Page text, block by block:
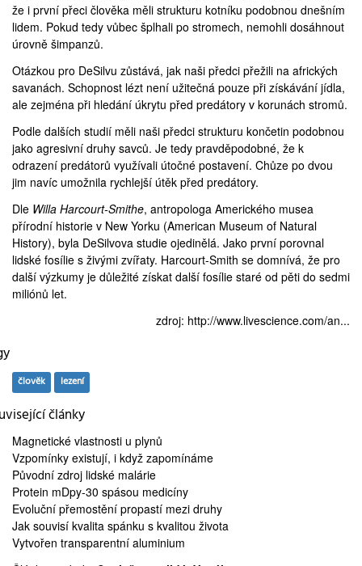
že i první přeci člověka měli strukturu kotníku podobnou dnešním
lidem. Pokud tedy vůbec šplhali po stromech, nemohli dosáhnout
úrovně šimpanzů.
Otázkou pro DeSilvu zůstává, jak naši předci přežili na afrických
savanách. Schopnost lézt není užitečná pouze při získávání jídla,
ale zejména při hledání úkrytu před predátory v korunách stromů.
Podle dalších studií měli naši předci strukturu končetin podobnou
jako agresivní druhy savců. Je tedy pravděpodobné, že k
odrazení predátorů využívali útočné postavení. Chůze po dvou
jim navíc umožnila rychlejší útěk před predátory.
Dle Willa Harcourt-Smithe, antropologa Amerického musea
přírodní historie v New Yorku (American Museum of Natural
History), byla DeSilvova studie ojedinělá. Jako první porovnal
lidské fosílie s živými zvířaty. Harcourt-Smith se domnívá, že pro
další výzkumy je důležité získat další fosílie staré od pěti do sedmi
miliónů let.
zdroj: http://www.livescience.com/an...
člověk lezení
články
Magnetické vlastnosti u plynů
Vzpomínky existují, i když zapomínáme
Původní zdroj lidské malárie
Protein mDpy-30 spásou medicíny
Evoluční přemostění propastí mezi druhy
Jak souvisí kvalita spánku s kvalitou života
Vytvořen transparentní aluminium